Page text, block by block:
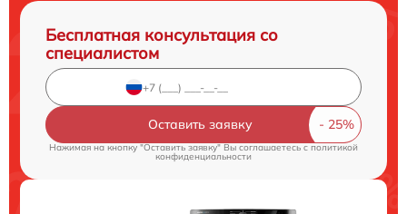
Бесплатная консультация со
специалистом
Оставить заявку
Нажимая на кнопку "Оставить заявку" Вы соглашаетесь c политикой
конфиденциальности